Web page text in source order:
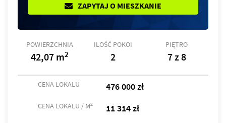
ZAPYTAJ O MIESZKANIE
POWIERZCHNIA
42,07 m2
ILOŚĆ POKOI
2
PIĘTRO
7 z 8
CENA LOKALU 476 000 zł
CENA LOKALU / M2 11 314 zł